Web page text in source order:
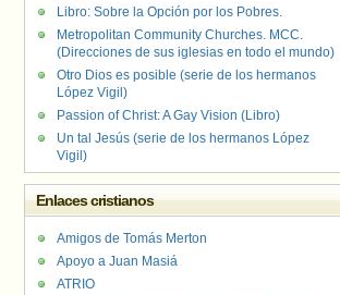
Libro: Sobre la Opción por los Pobres.
Metropolitan Community Churches. MCC.
(Direcciones de sus iglesias en todo el mundo)
Otro Dios es posible (serie de los hermanos
López Vigil)
Passion of Christ: A Gay Vision (Libro)
Un tal Jesús (serie de los hermanos López
Vigil)
Enlaces cristianos
Amigos de Tomás Merton
Apoyo a Juan Masiá
ATRIO